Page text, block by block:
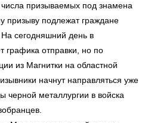
призываемых под знамена
призыву подлежат граждане
сегодняшний день в
графика отправки, но по
из Магнитки на областной
начнут направляться уже
черной металлургии в войска